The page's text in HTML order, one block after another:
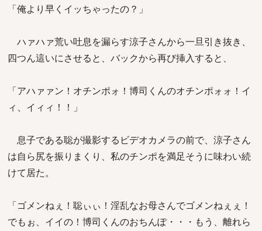
「俺より早くイッちゃったの？」
ハァハァ荒い吐息を漏らす涼子さんから一旦引き抜き、
四つん這いにさせると、バックから再び挿入すると、
「アハァァン！オチンポォ！博司くんのオチンポォォ！イ
ィ、イィィ！！」
息子である聡が撮影するビデオカメラの前で、涼子さん
は自ら尻を振りまくり、私のチンポを満足そうに味わい続
けて居た。
「ゴメンねぇ！聡ぃぃ！淫乱なお母さんでゴメンねぇぇ！
でもぉ、イイの！博司くんのおちんぽ・・・もう、離れら